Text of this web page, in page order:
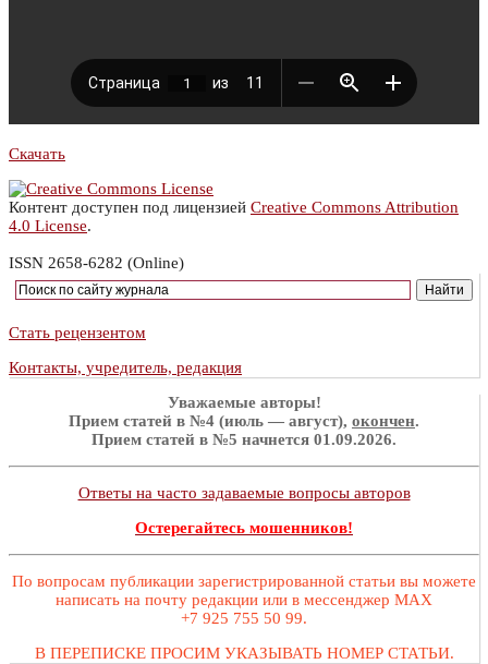
Скачать
Контент доступен под лицензией Creative Commons Attribution
4.0 License.
ISSN 2658-6282 (Online)
Стать рецензентом
Контакты, учредитель, редакция
Уважаемые авторы!
Прием статей в №4 (июль — август), окончен.
Прием статей в №5 начнется 01.09.2026.
Ответы на часто задаваемые вопросы авторов
Остерегайтесь мошенников!
По вопросам публикации зарегистрированной статьи вы можете
написать на почту редакции или в мессенджер MAX
+7 925 755 50 99.
В ПЕРЕПИСКЕ ПРОСИМ УКАЗЫВАТЬ НОМЕР СТАТЬИ.